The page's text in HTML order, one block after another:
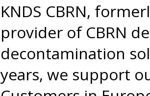
KNDS CBRN,
provider of CBRN
decontamination
years, we support